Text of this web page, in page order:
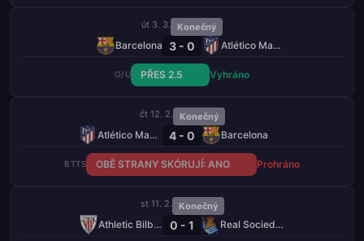
út 3. 3. Konečný
Barcelona 3 - 0 Atlético Madrid
O/U PŘES 2.5 Vyhráno
čt 12. 2. Konečný
Atlético Madrid 4 - 0 Barcelona
BTTS OBĚ STRANY SKÓRUJÍ: ANO Prohráno
st 11. 2. Konečný
Athletic Bilbao 0 - 1 Real Sociedad